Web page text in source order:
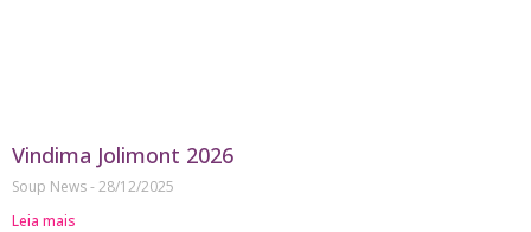
Vindima Jolimont 2026
Soup News 28/12/2025
Leia mais